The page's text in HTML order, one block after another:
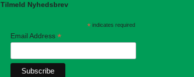
Tilmeld Nyhedsbrev
*indicates required
Email Address *